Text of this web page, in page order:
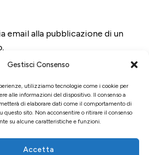
Gestisci Consenso
utilizziamo tecnologie come i cookie per
alle informazioni del dispositivo. Il consenso a
di elaborare dati come il comportamento di
questo sito. Non acconsentire o ritirare il consenso
su alcune caratteristiche e funzioni.
Accetta
email alla pubblicazione di un